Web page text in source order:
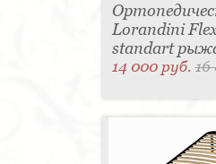
Lorandini
standart
14 000 руб.16